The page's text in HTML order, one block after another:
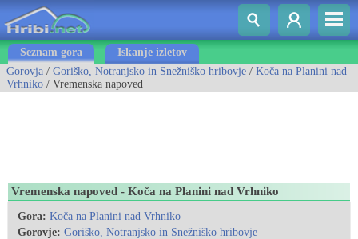
Seznam gora
Iskanje izletov
Gorovja / Goriško, Notranjsko in Snežniško hribovje / Koča na Planini nad
Vrhniko / Vremenska napoved
Vremenska napoved - Koča na Planini nad Vrhniko
Gora: Koča na Planini nad Vrhniko
Gorovje: Goriško, Notranjsko in Snežniško hribovje